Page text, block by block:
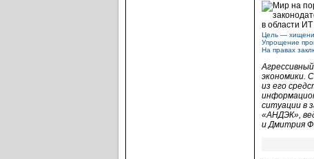
Цель —
Упрощение
На правах
экономики.
из его
ситуации в
«АНДЭК»,
и Дмитрия